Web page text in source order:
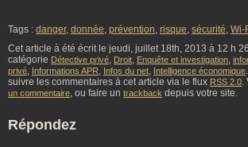
Tags : danger, donnée, prévention, risque, sécurité, Wi-
Cet article à été écrit le jeudi, juillet 18th, 2013 à 12 h
catégorie Détective privé, Droit, Enquête et investigation,
privé, Informations APR, Infos du net, Intelligence économique
suivre les commentaires à cet article via le flux RSS 2.0.
un commentaire, ou faire un trackback depuis votre site.
Répondez